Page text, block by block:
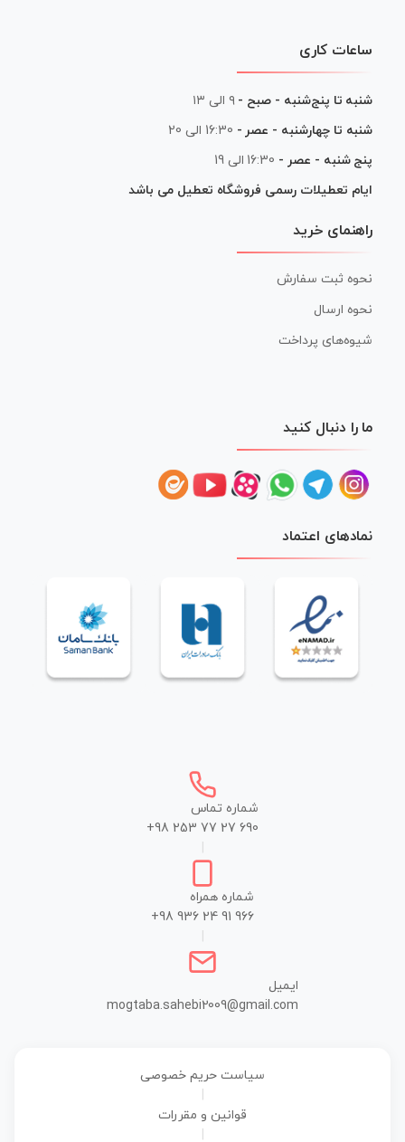
ساعات کاری
شنبه تا پنج‌شنبه - صبح - ۹ الی ۱۳
شنبه تا چهارشنبه - عصر - 16:30 الی 20
پنج شنبه - عصر - 16:30 الی 19
ایام تعطیلات رسمی فروشگاه تعطیل می باشد
راهنمای خرید
نحوه ثبت سفارش
نحوه ارسال
شیوه‌های پرداخت
ما را دنبال کنید
نمادهای اعتماد
شماره تماس
+98 253 77 27 690
شماره همراه
+98 936 24 91 966
ایمیل
mogtaba.sahebi2009@gmail.com
سیاست حریم خصوصی
قوانین و مقررات